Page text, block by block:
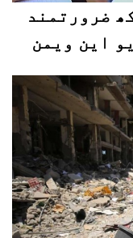
ضرورتمند
این ویمن